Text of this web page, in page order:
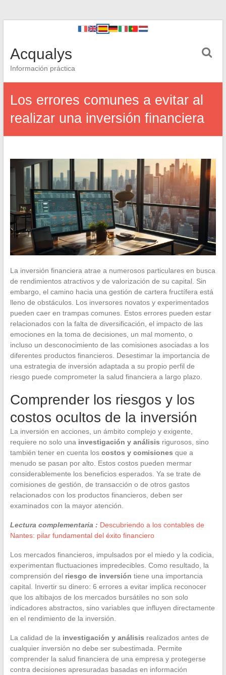
Acqualys
Información práctica
Los errores comunes a evitar al
realizar una inversión financiera
La inversión financiera atrae a numerosos particulares en busca
de rendimientos atractivos y de valorización de su capital. Sin
embargo, el camino hacia una gestión de cartera fructífera está
lleno de obstáculos. Los inversores novatos y experimentados
pueden caer en trampas comunes. Estos errores pueden estar
relacionados con la falta de diversificación, el impacto de las
emociones en la toma de decisiones, un mal momento, o
incluso un desconocimiento de las comisiones asociadas a los
diferentes productos financieros. Desestimar la importancia de
una estrategia de inversión adaptada a su propio perfil de
riesgo puede comprometer la salud financiera a largo plazo.
Comprender los riesgos y los
costos ocultos de la inversión
La inversión en acciones, un ámbito complejo y exigente,
requiere no solo una investigación y análisis rigurosos, sino
también tener en cuenta los costos y comisiones que a
menudo se pasan por alto. Estos costos pueden mermar
considerablemente los beneficios esperados. Ya se trate de
comisiones de gestión, de transacción o de otros gastos
relacionados con los productos financieros, deben ser
examinados con la mayor atención.
Lectura complementaria : Descubriendo a los contables de
Nantes: pilar fundamental del éxito financiero
Los mercados financieros, impulsados por el miedo y la codicia,
experimentan fluctuaciones impredecibles. Como resultado, la
comprensión del riesgo de inversión tiene una importancia
capital. Invertir su dinero: 6 errores a evitar implica reconocer
que los altibajos de los mercados bursátiles no son solo
indicadores abstractos, sino variables que influyen directamente
en el rendimiento de la inversión.
La calidad de la investigación y análisis realizados antes de
cualquier inversión no debe ser subestimada. Permite
comprender la salud financiera de una empresa y protegerse
contra decisiones apresuradas basadas en información